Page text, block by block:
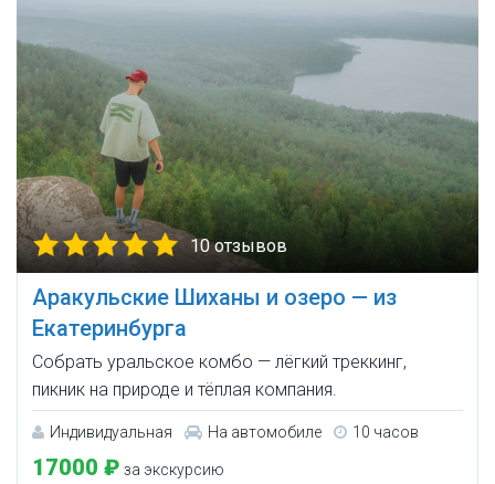
10 отзывов
Аракульские Шиханы и озеро — из
Екатеринбурга
Собрать уральское комбо — лёгкий треккинг,
пикник на природе и тёплая компания.
Индивидуальная На автомобиле 10 часов
17000 ₽ за экскурсию